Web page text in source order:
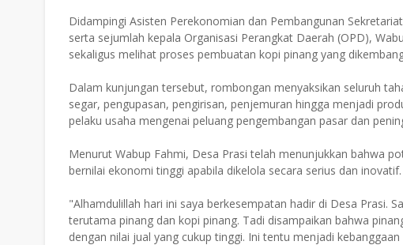
Didampingi Asisten Perekonomian dan Pembangunan
serta sejumlah kepala Organisasi Perangkat Daerah (OPD),
sekaligus melihat proses pembuatan kopi pinang yang
Dalam kunjungan tersebut, rombongan menyaksikan seluruh
segar, pengupasan, pengirisan, penjemuran hingga menjadi
pelaku usaha mengenai peluang pengembangan pasar dan
Menurut Wabup Fahmi, Desa Prasi telah menunjukkan bahwa
bernilai ekonomi tinggi apabila dikelola secara serius dan inovatif.
"Alhamdulillah hari ini saya berkesempatan hadir di Desa Prasi.
terutama pinang dan kopi pinang. Tadi disampaikan bahwa
dengan nilai jual yang cukup tinggi. Ini tentu menjadi